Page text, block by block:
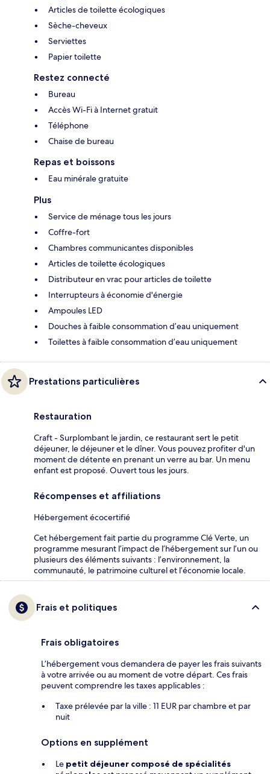
Articles de toilette écologiques
Sèche-cheveux
Serviettes
Papier toilette
Restez connecté
Bureau
Accès Wi-Fi à Internet gratuit
Téléphone
Chaise de bureau
Repas et boissons
Eau minérale gratuite
Plus
Service de ménage tous les jours
Coffre-fort
Chambres communicantes disponibles
Articles de toilette écologiques
Distributeur en vrac pour articles de toilette
Interrupteurs à économie d'énergie
Ampoules LED
Douches à faible consommation d’eau uniquement
Toilettes à faible consommation d’eau uniquement
Prestations particulières
Restauration
Craft - Surplombant le jardin, ce restaurant sert le petit
déjeuner, le déjeuner et le dîner. Vous pouvez profiter d'un
moment de détente en prenant un verre au bar. Un menu
enfant est proposé. Ouvert tous les jours.
Récompenses et affiliations
Hébergement écocertifié
Cet hébergement fait partie du programme Clé Verte, un
programme mesurant l’impact de l’hébergement sur l’un ou
plusieurs des éléments suivants : l’environnement, la
communauté, le patrimoine culturel et l’économie locale.
Frais et politiques
Frais obligatoires
L’hébergement vous demandera de payer les frais suivants
à votre arrivée ou au moment de votre départ. Ces frais
peuvent comprendre les taxes applicables :
Taxe prélevée par la ville : 11 EUR par chambre et par
nuit
Options en supplément
Le petit déjeuner composé de spécialités